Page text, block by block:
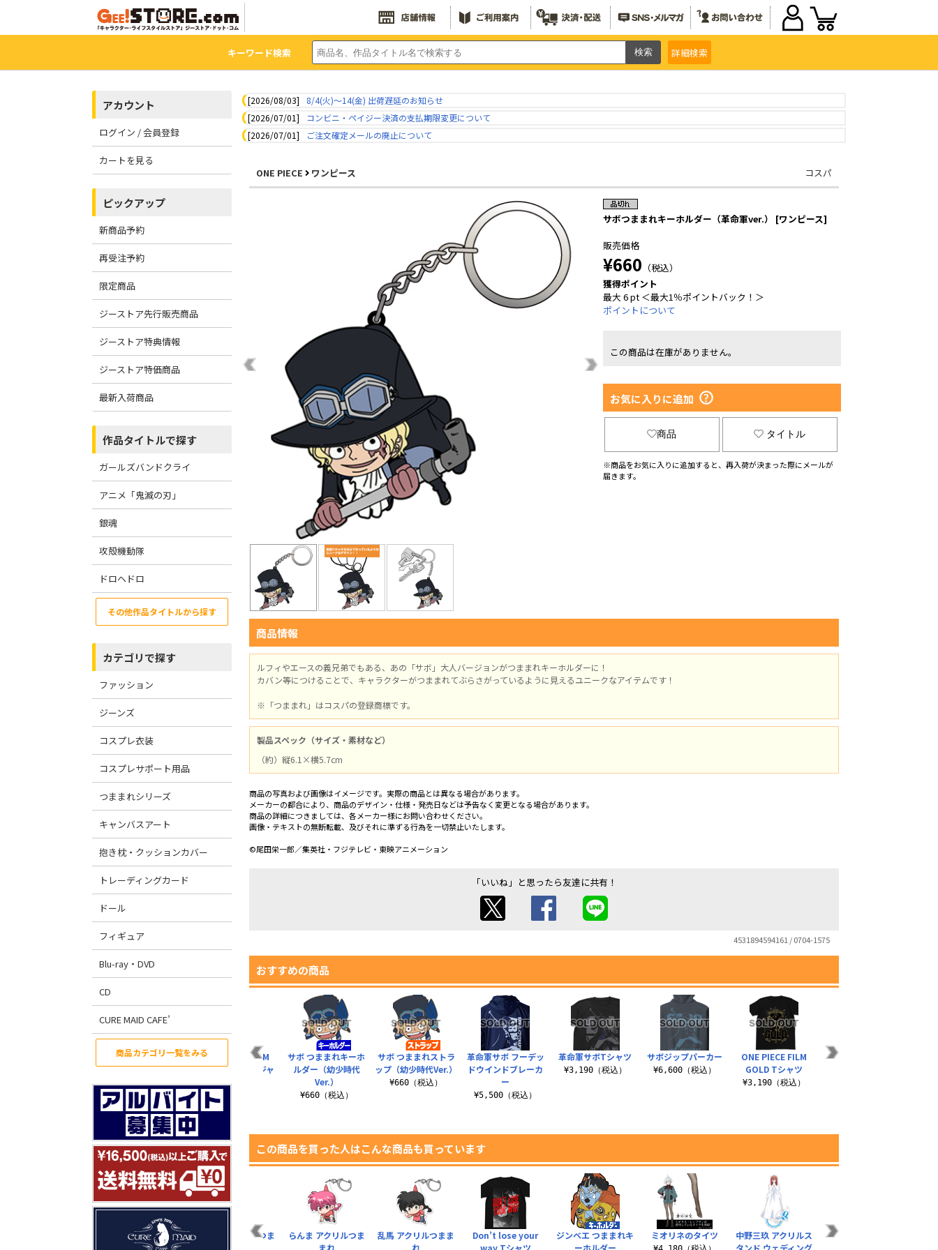
キーワード検索 詳細検索
アカウント
ログイン / 会員登録
カートを見る
ピックアップ
新商品予約
再受注予約
限定商品
ジーストア先行販売商品
ジーストア特典情報
ジーストア特価商品
最新入荷商品
作品タイトルで探す
ガールズバンドクライ
アニメ「鬼滅の刃」
銀魂
攻殻機動隊
ドロヘドロ
その他作品タイトルから探す
カテゴリで探す
ファッション
ジーンズ
コスプレ衣装
コスプレサポート用品
つままれシリーズ
キャンバスアート
抱き枕・クッションカバー
トレーディングカード
ドール
フィギュア
Blu-ray・DVD
CD
CURE MAID CAFE’
商品カテゴリ一覧をみる
[2026/08/03]
8/4(火)～14(金) 出荷遅延のお知らせ
[2026/07/01]
コンビニ・ペイジー決済の支払期限変更について
[2026/07/01]
ご注文確定メールの廃止について
ONE PIECE ワンピース コスパ
サボつままれキーホルダー（革命軍ver.） [ワンピース]
販売価格
¥660 （税込）
獲得ポイント
最大 6 pt ＜最大1％ポイントバック！＞
ポイントについて
この商品は在庫がありません。
お気に入りに追加
商品 タイトル
※商品をお気に入りに追加すると、再入荷が決まった際にメールが
届きます。
商品情報
ルフィやエースの義兄弟でもある、あの「サボ」大人バージョンがつままれキーホルダーに！
カバン等につけることで、キャラクターがつままれてぶらさがっているように見えるユニークなアイテムです！
※「つままれ」はコスパの登録商標です。
製品スペック（サイズ・素材など）
（約）縦6.1×横5.7cm
商品の写真および画像はイメージです。実際の商品とは異なる場合があります。
メーカーの都合により、商品のデザイン・仕様・発売日などは予告なく変更となる場合があります。
商品の詳細につきましては、各メーカー様にお問い合わせください。
画像・テキストの無断転載、及びそれに準ずる行為を一切禁止いたします。
©尾田栄一郎／集英社・フジテレビ・東映アニメーション
「いいね」と思ったら友達に共有！
4531894594161 / 0704-1575
おすすめの商品
革命軍サボ フーデッ
ドウインドブレーカ
ー
¥5,500（税込）
革命軍サボTシャツ
¥3,190（税込）
サボジップパーカー
¥6,600（税込）
ONE PIECE FILM
GOLD Tシャツ
¥3,190（税込）
ONE PIECE FILM
レヴェリー編 サボ T
シャツ
¥3,190（税込）
ONE PIECE FILM
GOLD メッセンジャ
ーバッグ
¥4,620（税込）
サボ つままれキーホ
ルダー（幼少時代
Ver.）
¥660（税込）
サボ つままれストラ
ップ（幼少時代Ver.）
¥660（税込）
この商品を買った人はこんな商品も買っています
Don’t lose your
ジンベエ つままれキ
ミオリネのタイツ
中野三玖 アクリルス
★限定★流通限定版
良牙 アクリルつまま
あかね アクリルつま
らんま アクリルつま
乱馬 アクリルつまま